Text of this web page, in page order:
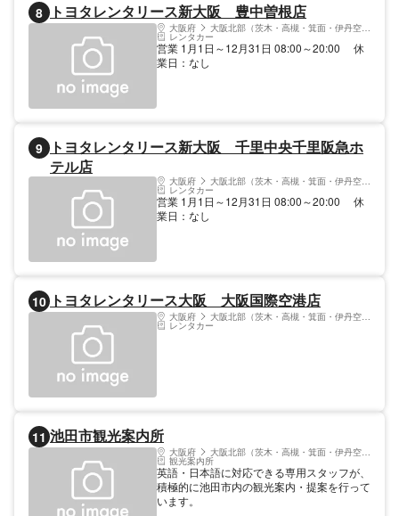
8 トヨタレンタリース新大阪 豊中曽根店
大阪府 大阪北部（茨木・高槻・箕面・伊丹空港）
レンタカー
営業 1月1日～12月31日 08:00～20:00 休
業日：なし
9
トヨタレンタリース新大阪 千里中央千里阪急ホ
テル店
大阪府 大阪北部（茨木・高槻・箕面・伊丹空港）
レンタカー
営業 1月1日～12月31日 08:00～20:00 休
業日：なし
10 トヨタレンタリース大阪 大阪国際空港店
大阪府 大阪北部（茨木・高槻・箕面・伊丹空港）
レンタカー
11 池田市観光案内所
大阪府 大阪北部（茨木・高槻・箕面・伊丹空港）
観光案内所
英語・日本語に対応できる専用スタッフが、
積極的に池田市内の観光案内・提案を行って
います。